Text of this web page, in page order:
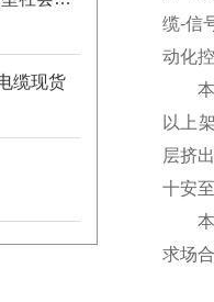
缆现货
缆-信
动化
本类
以上
层挤
十安
本产
求场